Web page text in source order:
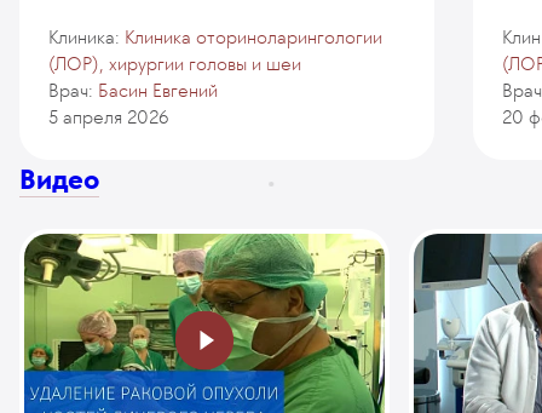
Клиника: Клиника оториноларингологии
(ЛОР), хирургии головы и шеи
Врач: Басин Евгений
5 апреля 2026
20
Видео